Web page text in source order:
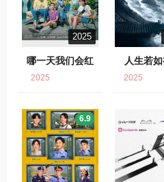
2025
哪一天我们会红
2025
人生若
2025
6.9